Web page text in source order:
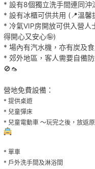
* 設有8個獨立洗手間連同沖
* 設有冰櫃可供共用 (📍溫馨
* 冷氣VIP房開放可供入營人
得開心又安心🤪)
* 場內有汽水機，亦有炭及
* 郊外地區，客人需要自備
🚫🦟
營地免費設備：
* 提供桌遊
* 兒童彈床
* 兒童電動車 ～玩完之後，放返
* 單車
* 戶外洗手間及淋浴間